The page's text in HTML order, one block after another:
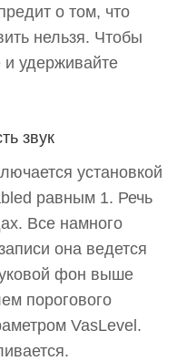
о том, что
нельзя. Чтобы
удерживайте
звук
установкой
равным 1. Речь
Все намного
она ведется
фон выше
порогового
VasLevel.